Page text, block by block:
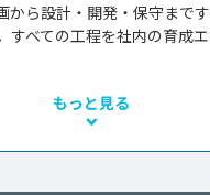
から設計・開発・保守まで
すべての工程を社内の育成
もっと見る